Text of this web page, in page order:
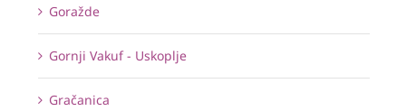
Goražde
Gornji Vakuf - Uskoplje
Gračanica